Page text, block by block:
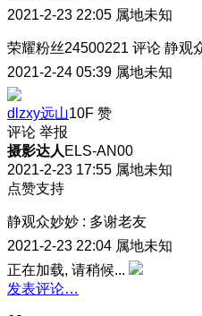
2021-2-23 22:05 属地未知
荣耀粉丝24500221 评论 静观
2021-2-24 05:39 属地未知
dlzxy远山10F 赞
评论 举报
摄影达人 ELS-AN00
2021-2-23 17:55 属地未知
点赞支持
静观众妙妙 : 多谢老友
2021-2-23 22:04 属地未知
正在加载, 请稍候...
发表评论…